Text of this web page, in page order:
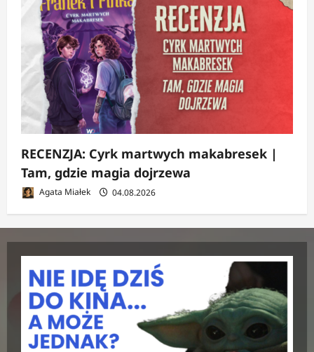
RECENZJA: Cyrk martwych makabresek |
Tam, gdzie magia dojrzewa
Agata Miałek 04.08.2026